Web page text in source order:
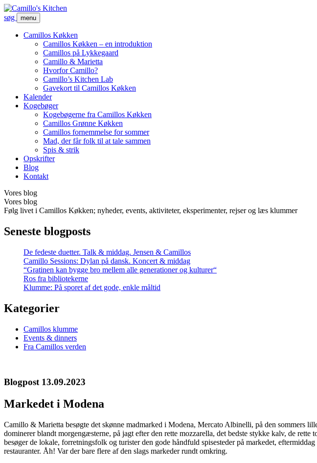
søg menu
Camillos Køkken
Camillos Køkken – en introduktion
Camillos på Lykkegaard
Camillo & Marietta
Hvorfor Camillo?
Camillo’s Kitchen Lab
Gavekort til Camillos Køkken
Kalender
Kogebøger
Kogebøgerne fra Camillos Køkken
Camillos Grønne Køkken
Camillos fornemmelse for sommer
Mad, der får folk til at tale sammen
Spis & strik
Opskrifter
Blog
Kontakt
Vores blog
Vores blog
Følg livet i Camillos Køkken; nyheder, events, aktiviteter, eksperimenter, rejser og læs klummer
Seneste blogposts
De fedeste duetter. Talk & middag. Jensen & Camillos
Camillo Sessions: Dylan på dansk. Koncert & middag
“Gratinen kan bygge bro mellem alle generationer og kulturer“
Ros fra bibliotekerne
Klumme: På sporet af det gode, enkle måltid
Kategorier
Camillos klumme
Events & dinners
Fra Camillos verden
Blogpost 13.09.2023
Markedet i Modena
Camillo & Marietta besøgte det skønne madmarked i Modena, Mercato Albinelli, på den
dominerer blandt morgengæsterne, på jagt efter den rette mozzarella, det bedste stykke kalv, de
besøger de lokale, forretningsfolk og turister den gode håndfuld spisesteder på markedet,
restauranter. Åh! Var der bare flere af den slags markeder rundt omkring.